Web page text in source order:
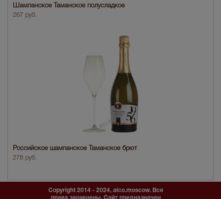
Шампанское Таманское полусладкое
267 руб.
Российское шампанское Таманское брют
278 руб.
Copyright 2014 - 2024, alco.moscow. Все